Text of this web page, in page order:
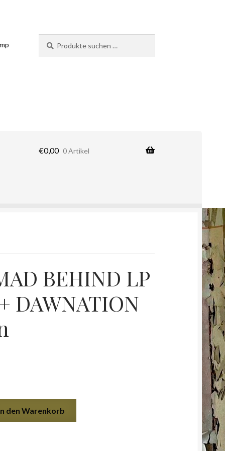
nach:
€0,00 0 Artikel
BEHIND LP
DAWNATION
den Warenkorb